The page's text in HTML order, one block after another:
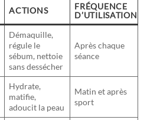
ACTIONS
FRÉQUENCE
D’UTILISATION
Démaquille,
régule le
sébum, nettoie
sans dessécher
Après chaque
séance
Hydrate,
matifie,
adoucit la peau
Matin et après
sport